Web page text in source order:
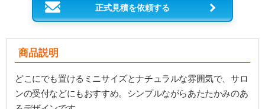
正式見積を依頼する
商品説明
どこにでも置けるミニサイズとナチュラルな雰囲気で、サロ
ンの受付などにもおすすめ。シンプルながらあたたかみのあ